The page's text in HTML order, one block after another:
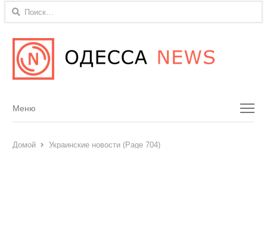
Найти:
Menu
Меню
Домой Украинские новости (Page 704)